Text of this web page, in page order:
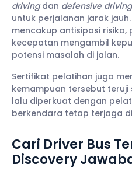
drivingdan defensive driving
untuk perjalanan jarak
mencakup antisipasi risiko,
kecepatan mengambil
potensi masalah di jalan.
Sertifikat pelatihan juga
kemampuan tersebut
lalu diperkuat dengan
berkendara tetap terjaga
Cari Driver Bus
Discovery